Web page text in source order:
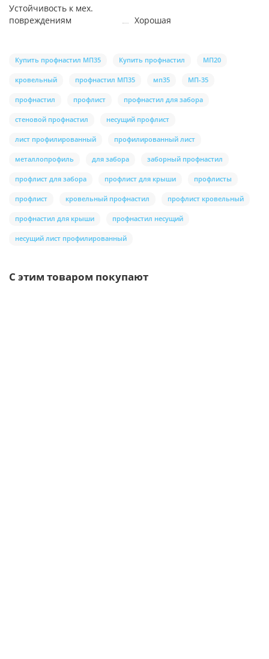
Устойчивость к мех.
повреждениям
Хорошая
Купить профнастил МП35 Купить профнастил МП20
кровельный профнастил МП35 мп35 МП-35
профнастил профлист профнастил для забора
стеновой профнастил несущий профлист
лист профилированный профилированный лист
металлопрофиль для забора заборный профнастил
профлист для забора профлист для крыши профлисты
профлист кровельный профнастил профлист кровельный
профнастил для крыши профнастил несущий
несущий лист профилированный
С этим товаром покупают